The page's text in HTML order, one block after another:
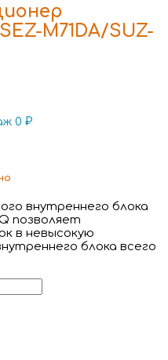
M71DA/SUZ-
0 ₽
внутреннего блока
позволяет
в невысокую
блока всего